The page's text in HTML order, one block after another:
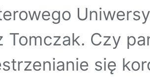
Tomczak. Czy
się